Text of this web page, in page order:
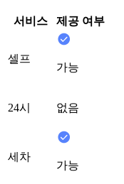
서비스 제공 여부
셀프
가능
24시 없음
세차
가능